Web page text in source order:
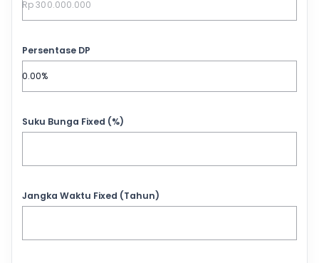
Persentase DP
Suku Bunga Fixed (%)
Jangka Waktu Fixed (Tahun)